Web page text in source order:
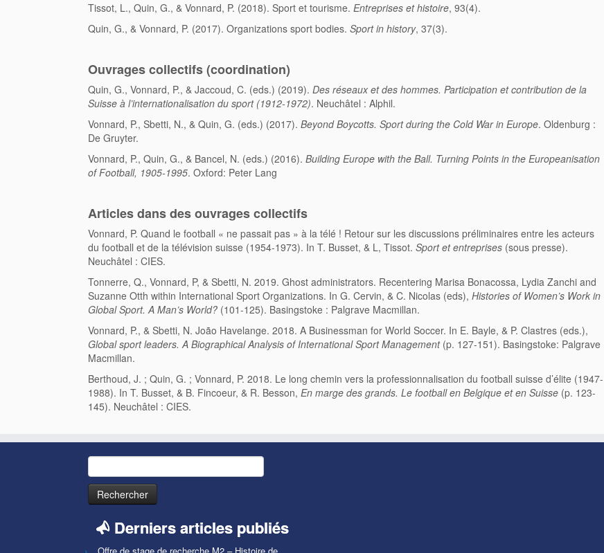
Tissot, L., Quin, G., & Vonnard, P. (2018). Sport et tourisme. Entreprises et histoire, 93(4).
Quin, G., & Vonnard, P. (2017). Organizations sport bodies. Sport in history, 37(3).
Ouvrages collectifs (coordination)
Quin, G., Vonnard, P., & Jaccoud, C. (eds.) (2019). Des réseaux et des hommes. Participation et contribution de la
Suisse à l’internationalisation du sport (1912-1972). Neuchâtel : Alphil.
Vonnard, P., Sbetti, N., & Quin, G. (eds.) (2017). Beyond Boycotts. Sport during the Cold War in Europe. Oldenburg :
De Gruyter.
Vonnard, P., Quin, G., & Bancel, N. (eds.) (2016). Building Europe with the Ball. Turning Points in the Europeanisation
of Football, 1905-1995. Oxford: Peter Lang
Articles dans des ouvrages collectifs
Vonnard, P. Quand le football « ne passait pas » à la télé ! Retour sur les discussions préliminaires entre les acteurs
du football et de la télévision suisse (1954-1973). In T. Busset, & L, Tissot. Sport et entreprises (sous presse).
Neuchâtel : CIES.
Tonnerre, Q., Vonnard, P, & Sbetti, N. 2019. Ghost administrators. Recentering Marisa Bonacossa, Lydia Zanchi and
Suzanne Otth within International Sport Organizations. In G. Cervin, & C. Nicolas (eds), Histories of Women’s Work in
Global Sport. A Man’s World? (101-125). Basingstoke : Palgrave Macmillan.
Vonnard, P., & Sbetti, N. João Havelange. 2018. A Businessman for World Soccer. In E. Bayle, & P. Clastres (eds.),
Global sport leaders. A Biographical Analysis of International Sport Management(p. 127-151). Basingstoke: Palgrave
Macmillan.
Berthoud, J. ; Quin, G. ; Vonnard, P. 2018. Le long chemin vers la professionnalisation du football suisse d’élite (1947-
1988). In T. Busset, & B. Fincoeur, & R. Besson, En marge des grands. Le football en Belgique et en Suisse (p. 123-
145). Neuchâtel : CIES.
Rechercher :
Derniers articles publiés